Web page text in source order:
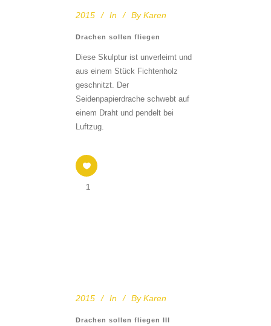
2015 In By Karen
Drachen sollen fliegen
Diese Skulptur ist unverleimt und
aus einem Stück Fichtenholz
geschnitzt. Der
Seidenpapierdrache schwebt auf
einem Draht und pendelt bei
Luftzug.
1
2015 In By Karen
Drachen sollen fliegen III